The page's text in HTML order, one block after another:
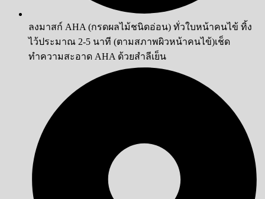
ลงมาสก์ AHA (กรดผลไม้ชนิดอ่อน) ทั่วใบหน้าคนไข้ ทิ้ง
ไว้ประมาณ 2-5 นาที (ตามสภาพผิวหน้าคนไข้)เช็ด
ทำความสะอาด AHA ด้วยสำลีเย็น